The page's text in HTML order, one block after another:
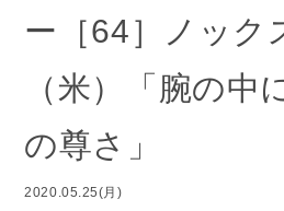
ー［64］ノック
（米）「腕の中
の尊さ」
2020.05.25(月)